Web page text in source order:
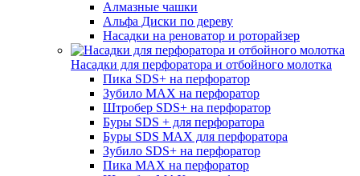
Алмазные чашки
Альфа Диски по дереву
Насадки на реноватор и роторайзер
Насадки для перфоратора и отбойного молотка
Пика SDS+ на перфоратор
Зубило MAX на перфоратор
Штробер SDS+ на перфоратор
Буры SDS + для перфоратора
Буры SDS MAX для перфоратора
Зубило SDS+ на перфоратор
Пика MAX на перфоратор